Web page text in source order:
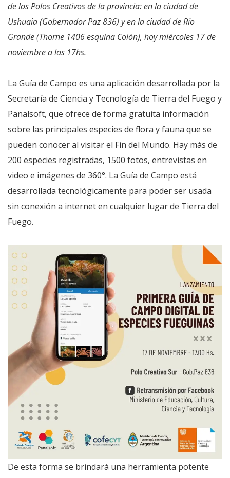
de los Polos Creativos de la provincia: en la ciudad de
Ushuaia (Gobernador Paz 836) y en la ciudad de Río
Grande (Thorne 1406 esquina Colón), hoy miércoles 17 de
noviembre a las 17hs.
La Guía de Campo es una aplicación desarrollada por la
Secretaría de Ciencia y Tecnología de Tierra del Fuego y
Panalsoft, que ofrece de forma gratuita información
sobre las principales especies de flora y fauna que se
pueden conocer al visitar el Fin del Mundo. Hay más de
200 especies registradas, 1500 fotos, entrevistas en
video e imágenes de 360°. La Guía de Campo está
desarrollada tecnológicamente para poder ser usada
sin conexión a internet en cualquier lugar de Tierra del
Fuego.
De esta forma se brindará una herramienta potente